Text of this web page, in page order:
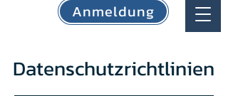
Anmeldung
Datenschutzrichtlinien